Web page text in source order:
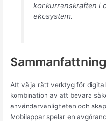
konkurrenskraften i
ekosystem.
Sammanfattning
Att välja rätt verktyg för
kombination av att bevara
användarvänligheten och
Mobilappar spelar en